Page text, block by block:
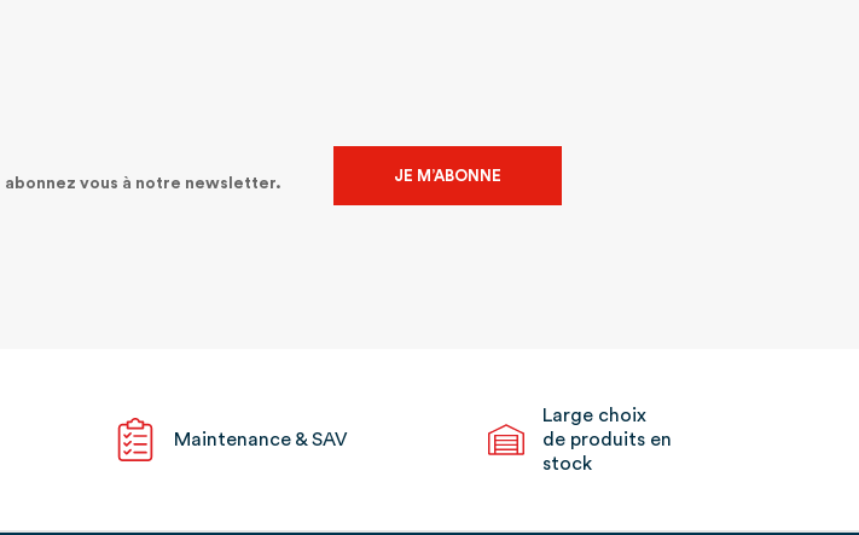
abonnez vous à notre newsletter. JE M’ABONNE
Maintenance & SAV
Large choix
de produits en
stock